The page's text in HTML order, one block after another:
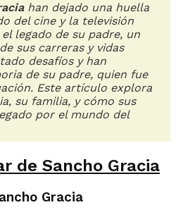
han dejado una huella
del cine y la televisión
legado de su padre, un
sus carreras y vidas
desafíos y han
de su padre, quien fue
Este artículo explora
su familia, y cómo sus
por el mundo del
de Sancho Gracia
Gracia